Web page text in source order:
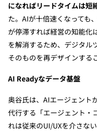
になればリードタイムは短
た。AIが十倍速くなっても
が停滞すれば経営の知能化
を解消するため、デジタル
そのものを再デザインする
AI Readyなデータ基盤
奥谷氏は、AIエージェント
代行する「エージェント・
れは従来のUI/UXを介さな